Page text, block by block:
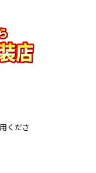
くださ